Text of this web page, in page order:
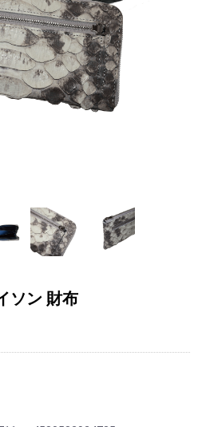
ソン 財布